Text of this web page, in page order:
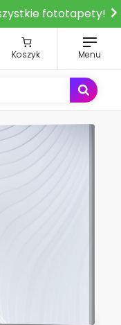
fototapety!
Koszyk Menu